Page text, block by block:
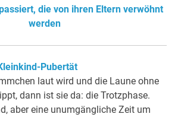
die von ihren Eltern verwöhnt
werden
Pubertät
laut wird und die Laune ohne
dann ist sie da: die Trotzphase.
aber eine unumgängliche Zeit um